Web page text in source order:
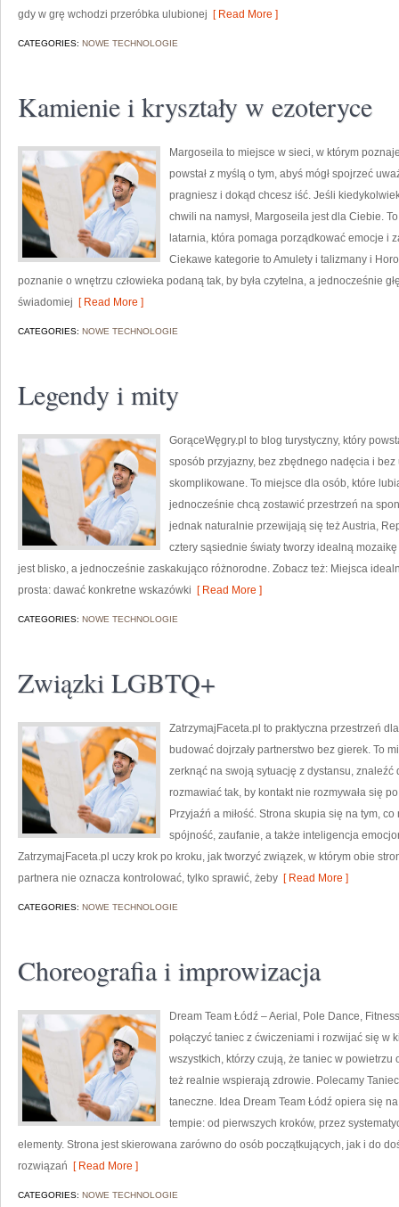
gdy w grę wchodzi przeróbka ulubionej [ Read More ]
CATEGORIES: NOWE TECHNOLOGIE
Kamienie i kryształy w ezoteryce
Margoseila to miejsce w sieci, w którym
powstał z myślą o tym, abyś mógł spojrzeć
pragniesz i dokąd chcesz iść. Jeśli
chwili na namysł, Margoseila jest dla Ciebie.
latarnia, która pomaga porządkować emocje i
Ciekawe kategorie to Amulety i talizmany i
poznanie o wnętrzu człowieka podaną tak, by była czytelna, a jednocześnie
świadomiej [ Read More ]
CATEGORIES: NOWE TECHNOLOGIE
Legendy i mity
GorąceWęgry.pl to blog turystyczny, który
sposób przyjazny, bez zbędnego nadęcia i
skomplikowane. To miejsce dla osób, które
jednocześnie chcą zostawić przestrzeń na
jednak naturalnie przewijają się też Austria,
cztery sąsiednie światy tworzy idealną
jest blisko, a jednocześnie zaskakująco różnorodne. Zobacz też: Miejsca
prosta: dawać konkretne wskazówki [ Read More ]
CATEGORIES: NOWE TECHNOLOGIE
Związki LGBTQ+
ZatrzymajFaceta.pl to praktyczna przestrzeń
budować dojrzały partnerstwo bez gierek. To
zerknąć na swoją sytuację z dystansu, znaleźć
rozmawiać tak, by kontakt nie rozmywała się
Przyjaźń a miłość. Strona skupia się na tym,
spójność, zaufanie, a także inteligencja
ZatrzymajFaceta.pl uczy krok po kroku, jak tworzyć związek, w którym obie
partnera nie oznacza kontrolować, tylko sprawić, żeby [ Read More ]
CATEGORIES: NOWE TECHNOLOGIE
Choreografia i improwizacja
Dream Team Łódź – Aerial, Pole Dance,
połączyć taniec z ćwiczeniami i rozwijać się w
wszystkich, którzy czują, że taniec w
też realnie wspierają zdrowie. Polecamy
taneczne. Idea Dream Team Łódź opiera się
tempie: od pierwszych kroków, przez
elementy. Strona jest skierowana zarówno do osób początkujących, jak i do
rozwiązań [ Read More ]
CATEGORIES: NOWE TECHNOLOGIE